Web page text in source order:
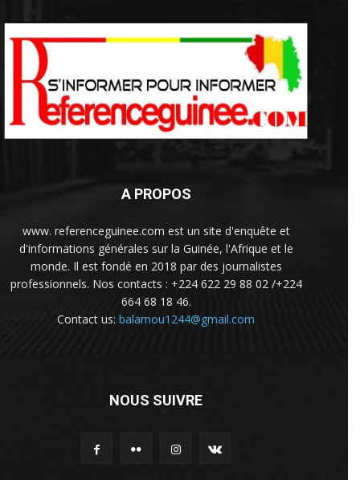
A PROPOS
www. referenceguinee.com est un site d'enquête et
d'informations générales sur la Guinée, l'Afrique et le
monde. Il est fondé en 2018 par des journalistes
professionnels. Nos contacts : +224 622 29 88 02 /+224
664 68 18 46.
Contact us: balamou1244@gmail.com
NOUS SUIVRE